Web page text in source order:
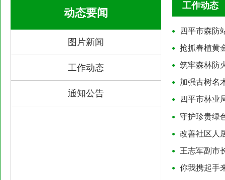
动态要闻
图片新闻
工作动态
通知公告
工作动态
四平市森防
抢抓春植黄
筑牢森林防
加强古树名
四平市林业
守护珍贵绿
改善社区人
王志军副市
你我携起手